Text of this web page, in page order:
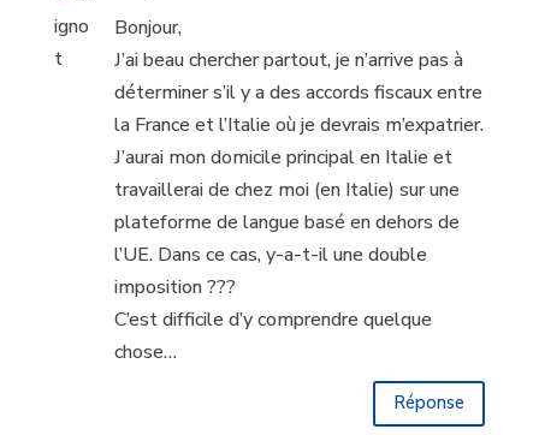
Bonjour,
J’ai beau chercher partout, je n’arrive pas à
déterminer s’il y a des accords fiscaux entre
la France et l’Italie où je devrais m’expatrier.
J’aurai mon domicile principal en Italie et
travaillerai de chez moi (en Italie) sur une
plateforme de langue basé en dehors de
l’UE. Dans ce cas, y-a-t-il une double
imposition ???
C’est difficile d’y comprendre quelque
chose…
Réponse